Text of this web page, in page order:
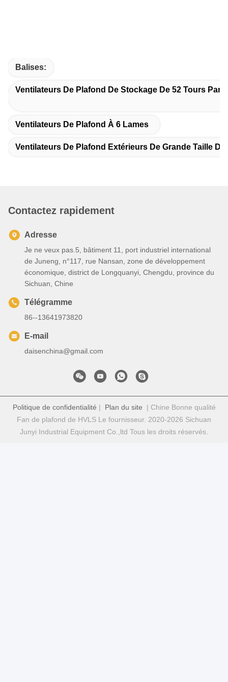
Balises:
Ventilateurs De Plafond De Stockage De 52 Tours Par
Ventilateurs De Plafond À 6 Lames
Ventilateurs De Plafond Extérieurs De Grande Taille
Contactez rapidement
Adresse
Je ne veux pas.5, bâtiment 11, port industriel international
de Juneng, n°117, rue Nansan, zone de développement
économique, district de Longquanyi, Chengdu, province du
Sichuan, Chine
Télégramme
86--13641973820
E-mail
daisenchina@gmail.com
Politique de confidentialité | Plan du site | Chine Bonne qualité
Fan de plafond de HVLS Le fournisseur. 2020-2026 Sichuan
Junyi Industrial Equipment Co.,ltd Tous les droits réservés.